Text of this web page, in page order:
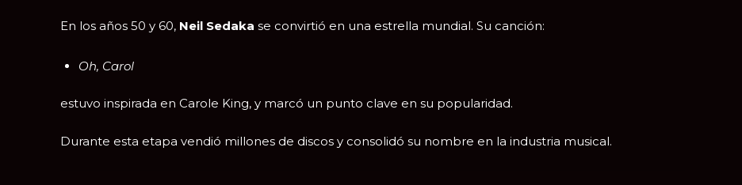
En los años 50 y 60, Neil Sedaka se convirtió en una estrella mundial. Su canción:
Oh, Carol
estuvo inspirada en Carole King, y marcó un punto clave en su popularidad.
Durante esta etapa vendió millones de discos y consolidó su nombre en la industria musical.